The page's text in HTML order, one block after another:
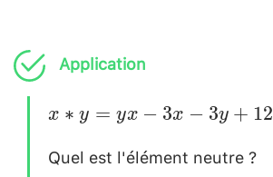
Application
x*y=yx-
3y+12
x ∗ y = yx − 3x − 3y + 12
Quel est l'élément neutre ?